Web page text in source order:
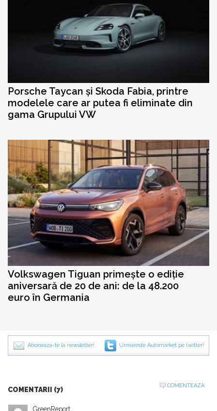
Porsche Taycan și Skoda Fabia, printre
modelele care ar putea fi eliminate din
gama Grupului VW
Volkswagen Tiguan primește o ediție
aniversară de 20 de ani: de la 48.200
euro în Germania
Aboneaza-te la newsletter! Urmareste Automarket pe twitter!
COMENTARII (7)
COMENTEAZA
GreenReport